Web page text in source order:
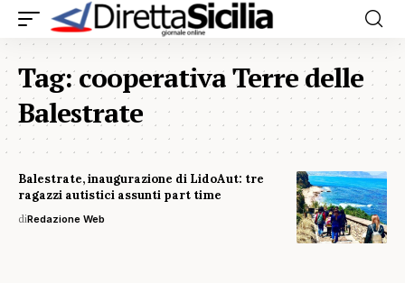
Tag:cooperativa Terre delle
Balestrate
Balestrate, inaugurazione di LidoAut: tre
ragazzi autistici assunti part time
diRedazione Web